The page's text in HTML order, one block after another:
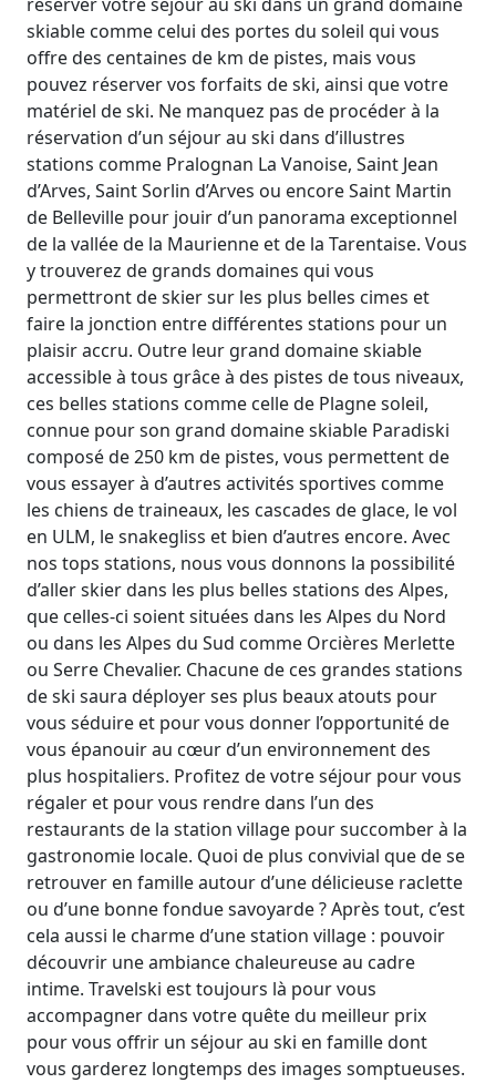
réserver votre séjour au ski dans un grand domaine
skiable comme celui des portes du soleil qui vous
offre des centaines de km de pistes, mais vous
pouvez réserver vos forfaits de ski, ainsi que votre
matériel de ski. Ne manquez pas de procéder à la
réservation d’un séjour au ski dans d’illustres
stations comme Pralognan La Vanoise, Saint Jean
d’Arves, Saint Sorlin d’Arves ou encore Saint Martin
de Belleville pour jouir d’un panorama exceptionnel
de la vallée de la Maurienne et de la Tarentaise. Vous
y trouverez de grands domaines qui vous
permettront de skier sur les plus belles cimes et
faire la jonction entre différentes stations pour un
plaisir accru. Outre leur grand domaine skiable
accessible à tous grâce à des pistes de tous niveaux,
ces belles stations comme celle de Plagne soleil,
connue pour son grand domaine skiable Paradiski
composé de 250 km de pistes, vous permettent de
vous essayer à d’autres activités sportives comme
les chiens de traineaux, les cascades de glace, le vol
en ULM, le snakegliss et bien d’autres encore. Avec
nos tops stations, nous vous donnons la possibilité
d’aller skier dans les plus belles stations des Alpes,
que celles-ci soient situées dans les Alpes du Nord
ou dans les Alpes du Sud comme Orcières Merlette
ou Serre Chevalier. Chacune de ces grandes stations
de ski saura déployer ses plus beaux atouts pour
vous séduire et pour vous donner l’opportunité de
vous épanouir au cœur d’un environnement des
plus hospitaliers. Profitez de votre séjour pour vous
régaler et pour vous rendre dans l’un des
restaurants de la station village pour succomber à la
gastronomie locale. Quoi de plus convivial que de se
retrouver en famille autour d’une délicieuse raclette
ou d’une bonne fondue savoyarde ? Après tout, c’est
cela aussi le charme d’une station village : pouvoir
découvrir une ambiance chaleureuse au cadre
intime. Travelski est toujours là pour vous
accompagner dans votre quête du meilleur prix
pour vous offrir un séjour au ski en famille dont
vous garderez longtemps des images somptueuses.